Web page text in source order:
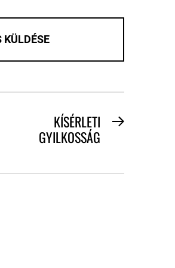
Next
KÍSÉRLETI
GYILKOSSÁG